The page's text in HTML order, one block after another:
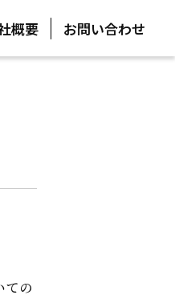
概要 お問い合わせ
ての